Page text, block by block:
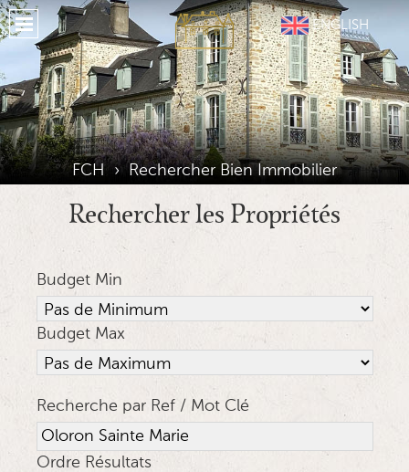
Accueil
A Propos FCH
Propriétés
Nos Services
Notre Région
Hérbergement
Témoignages
Situation
Galerie
Journal
ENGLISH
FCH › Rechercher Bien Immobilier
Rechercher les Propriétés
Budget Min
Budget Max
Recherche par Ref / Mot Clé
Ordre Résultats